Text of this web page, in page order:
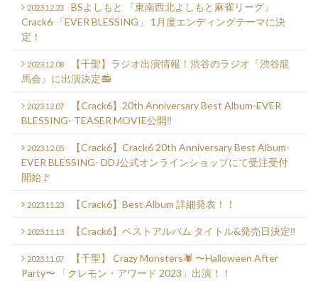
2023.12.23
BSよしもと 『東南西北よしもと麻雀リーグ』
Crack6 「EVER BLESSING」 1月度エンディングテーマに決
定！
2023.12.08
【千聖】ラジオ出演情報！渋谷のラジオ『渋谷龍
馬会』に出演決定📻
2023.12.07
【Crack6】20th Anniversary Best Album-EVER
BLESSING- TEASER MOVIE公開‼️
2023.12.05
【Crack6】Crack6 20th Anniversary Best Album-
EVER BLESSING- DDJ公式オンラインショップにて受注受付
開始🚩
2023.11.23 【Crack6】Best Album 詳細発表！！
2023.11.13 【Crack6】ベストアルバム タイトル&発売日決定‼️
2023.11.07
【千聖】 Crazy Monsters🕷️ 〜Halloween After
Party〜 「クレモン・アワード 2023」出演！！